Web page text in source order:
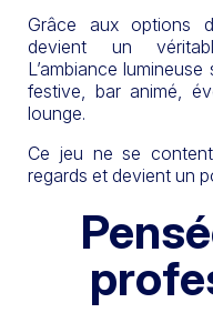
Grâce aux options
devient un
L’ambiance
festive, bar animé,
lounge.
Ce jeu ne se
regards et devient un